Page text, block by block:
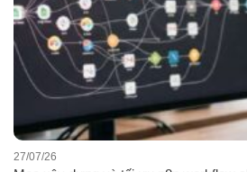
27/07/26